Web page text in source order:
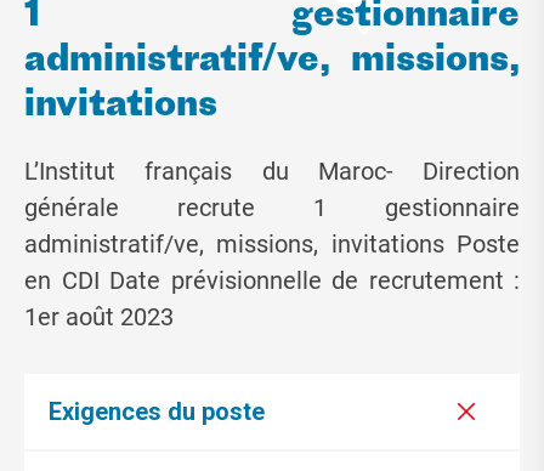
1 gestionnaire
administratif/ve, missions,
invitations
L’Institut français du Maroc- Direction
générale recrute 1 gestionnaire
administratif/ve, missions, invitations Poste
en CDI Date prévisionnelle de recrutement :
1er août 2023
Exigences du poste